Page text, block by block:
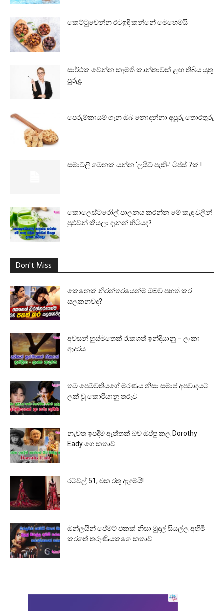
කෙට්ටුවෙන්න රටඉඳි කන්නේ මෙහෙමයි
සාර්ථක වෙන්න කැමති කාන්තාවක් ළඟ තිබිය යුතු
පුරුදු.
පෙරුම්කායම් ගැන ඔබ නොදන්නා අපූරු තොරතුරු
ස්මාට්ලි ගමනක් යන්න ‘ලයිට් පැකිං’ ටිප්ස් 7ක් !
කොලෙස්ටරෝල් පාලනය කරන්න මේ කැඳ වලින්
පුළුවන් කියලා දැනන් හිටියද?
Don't Miss
කෙනෙක් නිරන්තරයෙන්ම ඔබව පහත් කර
සලකනවද?
අවසන් හුස්මතෙක් රැකගත් ඉන්දියානු – ලංකා
ආදරය
තම පෙම්වතියගේ මරණය නිසා සමාජ අපවාදයට
ලක් වූ කොරියානු තරුව
නැවත ඉපදීම ඇත්තක් බව ඔප්පු කල Dorothy
Eady ගෙ කතාව
රටවල් 51, එක රතු ඇඳුමයි!
ඔන්ලයින් පේමට් එකක් නිසා මුදල් සියල්ල අහිමි
කරගත් තරුණියකගේ කතාව